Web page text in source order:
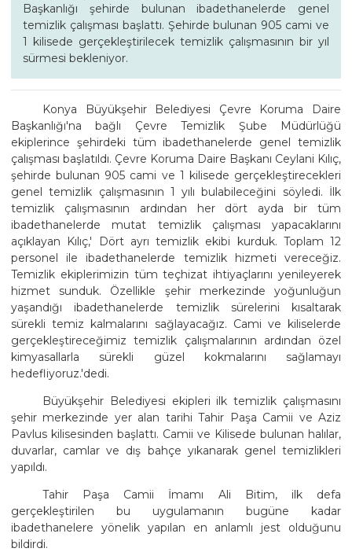
Başkanlığı şehirde bulunan ibadethanelerde genel
temizlik çalışması başlattı. Şehirde bulunan 905 cami ve
1 kilisede gerçekleştirilecek temizlik çalışmasının bir yıl
sürmesi bekleniyor.
Konya Büyükşehir Belediyesi Çevre Koruma Daire
Başkanlığı'na bağlı Çevre Temizlik Şube Müdürlüğü
ekiplerince şehirdeki tüm ibadethanelerde genel temizlik
çalışması başlatıldı. Çevre Koruma Daire Başkanı Ceylani Kılıç,
şehirde bulunan 905 cami ve 1 kilisede gerçekleştirecekleri
genel temizlik çalışmasının 1 yılı bulabileceğini söyledi. İlk
temizlik çalışmasının ardından her dört ayda bir tüm
ibadethanelerde mutat temizlik çalışması yapacaklarını
açıklayan Kılıç,' Dört ayrı temizlik ekibi kurduk. Toplam 12
personel ile ibadethanelerde temizlik hizmeti vereceğiz.
Temizlik ekiplerimizin tüm teçhizat ihtiyaçlarını yenileyerek
hizmet sunduk. Özellikle şehir merkezinde yoğunluğun
yaşandığı ibadethanelerde temizlik sürelerini kısaltarak
sürekli temiz kalmalarını sağlayacağız. Cami ve kiliselerde
gerçekleştireceğimiz temizlik çalışmalarının ardından özel
kimyasallarla sürekli güzel kokmalarını sağlamayı
hedefliyoruz.'dedi.
Büyükşehir Belediyesi ekipleri ilk temizlik çalışmasını
şehir merkezinde yer alan tarihi Tahir Paşa Camii ve Aziz
Pavlus kilisesinden başlattı. Camii ve Kilisede bulunan halılar,
duvarlar, camlar ve dış bahçe yıkanarak genel temizlikleri
yapıldı.
Tahir Paşa Camii İmamı Ali Bitim, ilk defa
gerçekleştirilen bu uygulamanın bugüne kadar
ibadethanelere yönelik yapılan en anlamlı jest olduğunu
bildirdi.